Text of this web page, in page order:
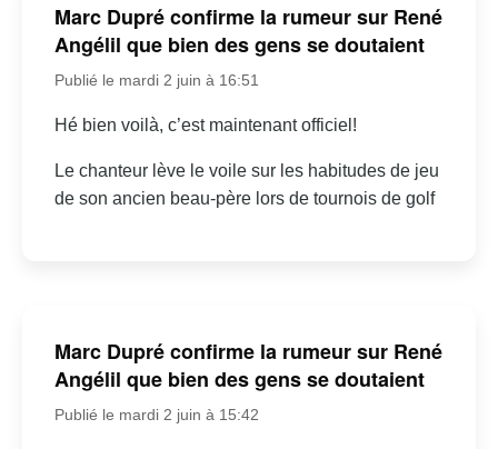
Marc Dupré confirme la rumeur sur René
Angélil que bien des gens se doutaient
Publié le mardi 2 juin à 16:51
Hé bien voilà, c’est maintenant officiel!
Le chanteur lève le voile sur les habitudes de jeu
de son ancien beau-père lors de tournois de golf
Marc Dupré confirme la rumeur sur René
Angélil que bien des gens se doutaient
Publié le mardi 2 juin à 15:42